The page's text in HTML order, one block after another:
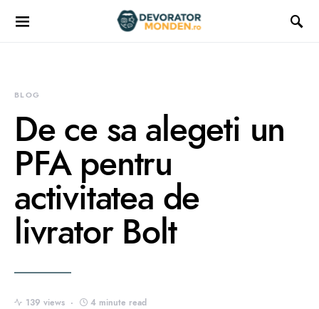
BLOG
De ce sa alegeti un
PFA pentru
activitatea de
livrator Bolt
139 views 4 minute read